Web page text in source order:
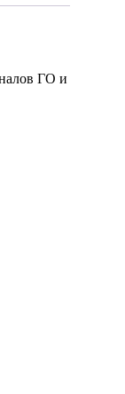
ГО и